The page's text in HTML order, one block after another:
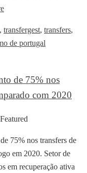
, transfergest, transfers,
de portugal
de 75% nos
com 2020
75% nos transfers de
em 2020. Setor de
em recuperação ativa